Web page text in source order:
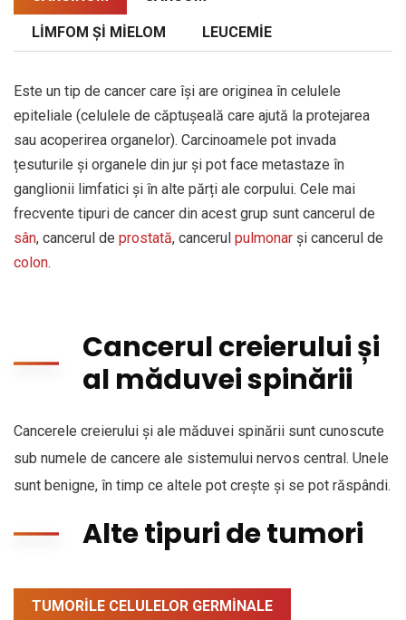
LIMFOM ȘI MIELOM LEUCEMIE
Este un tip de cancer care își are originea în celulele
epiteliale (celulele de căptușeală care ajută la protejarea
sau acoperirea organelor). Carcinoamele pot invada
țesuturile și organele din jur și pot face metastaze în
ganglionii limfatici și în alte părți ale corpului. Cele mai
frecvente tipuri de cancer din acest grup sunt cancerul de
sân, cancerul de prostată, cancerul pulmonar și cancerul de
colon.
Cancerul creierului și
al măduvei spinării
Cancerele creierului și ale măduvei spinării sunt cunoscute
sub numele de cancere ale sistemului nervos central. Unele
sunt benigne, în timp ce altele pot crește și se pot răspândi.
Alte tipuri de tumori
TUMORILE CELULELOR GERMINALE